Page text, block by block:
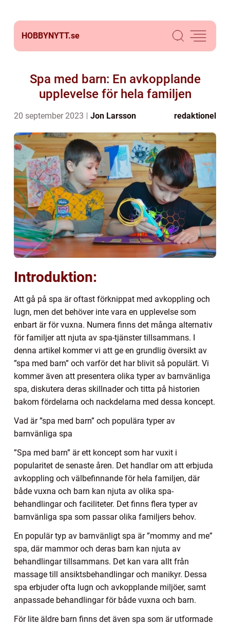
HOBBYNYTT.se
Spa med barn: En avkopplande
upplevelse för hela familjen
20 september 2023 Jon Larsson redaktionel
Introduktion:
Att gå på spa är oftast förknippat med avkoppling och
lugn, men det behöver inte vara en upplevelse som
enbart är för vuxna. Numera finns det många alternativ
för familjer att njuta av spa-tjänster tillsammans. I
denna artikel kommer vi att ge en grundlig översikt av
”spa med barn” och varför det har blivit så populärt. Vi
kommer även att presentera olika typer av barnvänliga
spa, diskutera deras skillnader och titta på historien
bakom fördelarna och nackdelarna med dessa koncept.
Vad är ”spa med barn” och populära typer av
barnvänliga spa
”Spa med barn” är ett koncept som har vuxit i
popularitet de senaste åren. Det handlar om att erbjuda
avkoppling och välbefinnande för hela familjen, där
både vuxna och barn kan njuta av olika spa-
behandlingar och faciliteter. Det finns flera typer av
barnvänliga spa som passar olika familjers behov.
En populär typ av barnvänligt spa är ”mommy and me”
spa, där mammor och deras barn kan njuta av
behandlingar tillsammans. Det kan vara allt från
massage till ansiktsbehandlingar och manikyr. Dessa
spa erbjuder ofta lugn och avkopplande miljöer, samt
anpassade behandlingar för både vuxna och barn.
För lite äldre barn finns det även spa som är utformade